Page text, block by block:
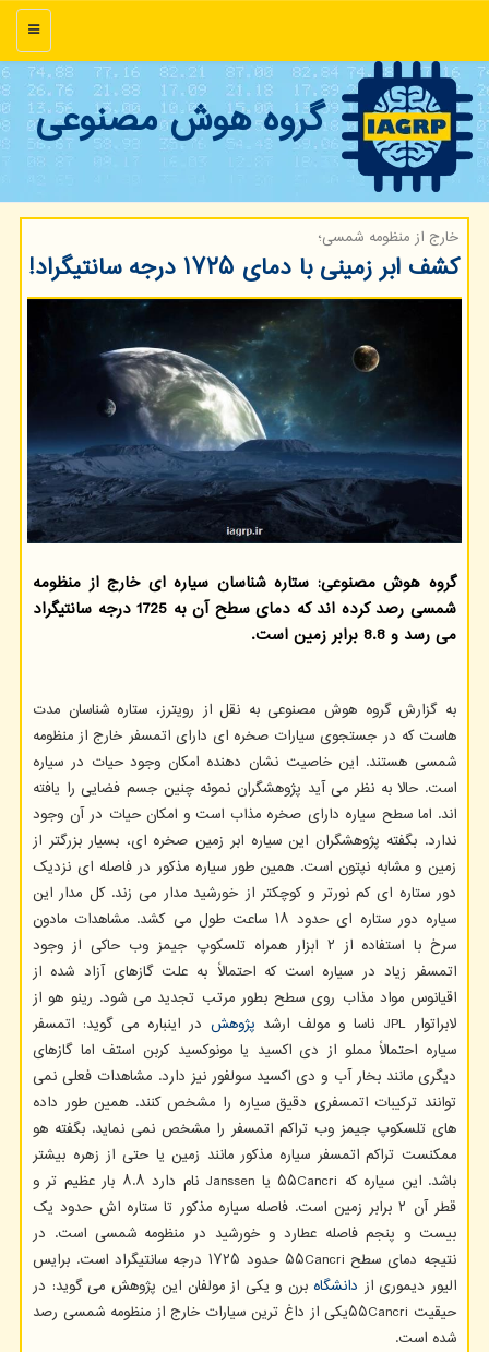
منو
گروه هوش مصنوعی
خارج از منظومه شمسی؛
کشف ابر زمینی با دمای ۱۷۲۵ درجه سانتیگراد!
گروه هوش مصنوعی: ستاره شناسان سیاره ای خارج از منظومه
شمسی رصد کرده اند که دمای سطح آن به 1725 درجه سانتیگراد
می رسد و 8.8 برابر زمین است.
به گزارش گروه هوش مصنوعی به نقل از رویترز، ستاره شناسان مدت
هاست که در جستجوی سیارات صخره ای دارای اتمسفر خارج از منظومه
شمسی هستند. این خاصیت نشان دهنده امکان وجود حیات در سیاره
است. حالا به نظر می آید پژوهشگران نمونه چنین جسم فضایی را یافته
اند. اما سطح سیاره دارای صخره مذاب است و امکان حیات در آن وجود
ندارد. بگفته پژوهشگران این سیاره ابر زمین صخره ای، بسیار بزرگتر از
زمین و مشابه نپتون است. همین طور سیاره مذکور در فاصله ای نزدیک
دور ستاره ای کم نورتر و کوچکتر از خورشید مدار می زند. کل مدار این
سیاره دور ستاره ای حدود ۱۸ ساعت طول می کشد. مشاهدات مادون
سرخ با استفاده از ۲ ابزار همراه تلسکوپ جیمز وب حاکی از وجود
اتمسفر زیاد در سیاره است که احتمالاً به علت گازهای آزاد شده از
اقیانوس مواد مذاب روی سطح بطور مرتب تجدید می شود. رینو هو از
لابراتوار JPL ناسا و مولف ارشد
پژوهش در اینباره می گوید: اتمسفر
سیاره احتمالاً مملو از دی اکسید یا مونوکسید کربن استف اما گازهای
دیگری مانند بخار آب و دی اکسید سولفور نیز دارد. مشاهدات فعلی نمی
توانند ترکیبات اتمسفری دقیق سیاره را مشخص کنند. همین طور داده
های تلسکوپ جیمز وب تراکم اتمسفر را مشخص نمی نماید. بگفته هو
ممکنست تراکم اتمسفر سیاره مذکور مانند زمین یا حتی از زهره بیشتر
باشد. این سیاره که ۵۵Cancri یا Janssen نام دارد ۸.۸ بار عظیم تر و
قطر آن ۲ برابر زمین است. فاصله سیاره مذکور تا ستاره اش حدود یک
بیست و پنجم فاصله عطارد و خورشید در منظومه شمسی است. در
نتیجه دمای سطح ۵۵Cancri حدود ۱۷۲۵ درجه سانتیگراد است. برایس
الیور دیموری از دانشگاه برن و یکی از مولفان این پژوهش می گوید: در
حیقیت ۵۵Cancriیکی از داغ ترین سیارات خارج از منظومه شمسی رصد
شده است.